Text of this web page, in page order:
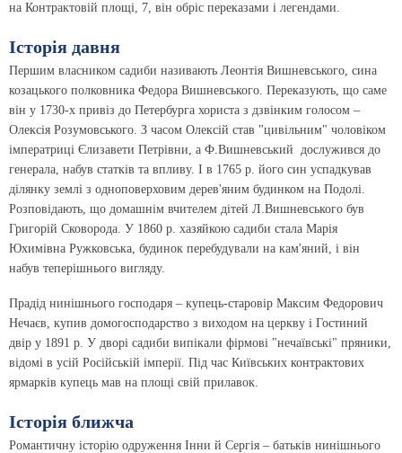
на Контрактовій площі, 7, він обріс переказами і легендами.
Історія давня
Першим власником садиби називають Леонтія Вишневського, сина
козацького полковника Федора Вишневського. Переказують, що саме
він у 1730-х привіз до Петербурга хориста з дзвінким голосом –
Олексія Розумовського. З часом Олексій став "цивільним" чоловіком
імператриці Єлизавети Петрівни, а Ф.Вишневський дослужився до
генерала, набув статків та впливу. І в 1765 р. його син успадкував
ділянку землі з одноповерховим дерев'яним будинком на Подолі.
Розповідають, що домашнім вчителем дітей Л.Вишневського був
Григорій Сковорода. У 1860 р. хазяйкою садиби стала Марія
Юхимівна Ружковська, будинок перебудували на кам'яний, і він
набув теперішнього вигляду.
Прадід нинішнього господаря – купець-старовір Максим Федорович
Нечаєв, купив домогосподарство з виходом на церкву і Гостиний
двір у 1891 р. У дворі садиби випікали фірмові "нечаївські" пряники,
відомі в усій Російській імперії. Під час Київських контрактових
ярмарків купець мав на площі свій прилавок.
Історія ближча
Романтичну історію одруження Інни й Сергія – батьків нинішнього